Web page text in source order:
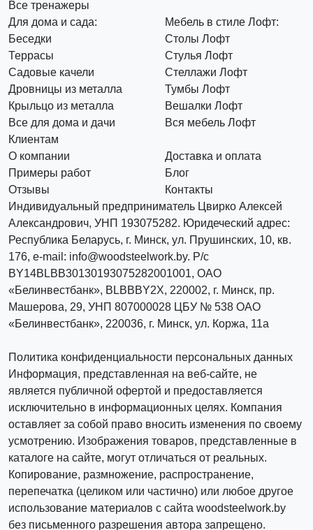
Все тренажеры
Для дома и сада:
Беседки
Террасы
Садовые качели
Дровницы из металла
Крыльцо из металла
Все для дома и дачи
Мебель в стиле Лофт:
Столы Лофт
Стулья Лофт
Стеллажи Лофт
Тумбы Лофт
Вешалки Лофт
Вся мебель Лофт
Клиентам
О компании
Доставка и оплата
Примеры работ
Блог
Отзывы
Контакты
Индивидуальный предприниматель Цвирко Алексей
Александрович, УНП 193075282. Юридеческий адрес:
Республика Беларусь, г. Минск, ул. Прушинских, 10, кв.
176, e-mail: info@woodsteelwork.by. Р/с
BY14BLBB30130193075282001001, ОАО
«Белинвестбанк», BLBBBY2X, 220002, г. Минск, пр.
Машерова, 29, УНП 807000028 ЦБУ № 538 ОАО
«Белинвестбанк», 220036, г. Минск, ул. Коржа, 11а
Политика конфиденциальности персональных данных
Информация, представленная на веб-сайте, не
является публичной офертой и предоставляется
исключительно в информационных целях. Компания
оставляет за собой право вносить изменения по своему
усмотрению. Изображения товаров, представленные в
каталоге на сайте, могут отличаться от реальных.
Копирование, размножение, распространение,
перепечатка (целиком или частично) или любое другое
использование материалов с сайта woodsteelwork.by
без письменного разрешения автора запрещено.